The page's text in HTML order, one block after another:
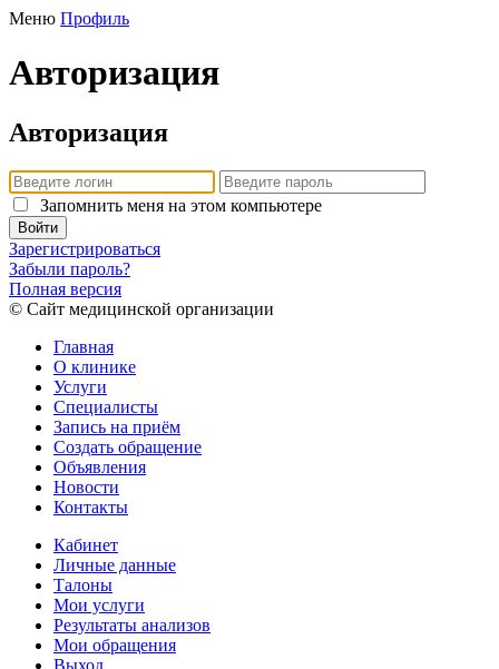
Меню Профиль
Авторизация
Авторизация
Запомнить меня на этом компьютере
Войти
Зарегистрироваться
Забыли пароль?
Полная версия
© Сайт медицинской организации
Главная
О клинике
Услуги
Специалисты
Запись на приём
Создать обращение
Объявления
Новости
Контакты
Кабинет
Личные данные
Талоны
Мои услуги
Результаты анализов
Мои обращения
Выход